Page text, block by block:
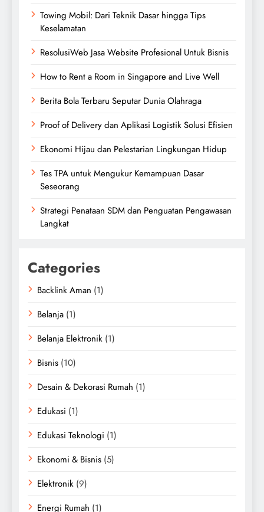
Towing Mobil: Dari Teknik Dasar hingga Tips
Keselamatan
ResolusiWeb Jasa Website Profesional Untuk Bisnis
How to Rent a Room in Singapore and Live Well
Berita Bola Terbaru Seputar Dunia Olahraga
Proof of Delivery dan Aplikasi Logistik Solusi Efisien
Ekonomi Hijau dan Pelestarian Lingkungan Hidup
Tes TPA untuk Mengukur Kemampuan Dasar
Seseorang
Strategi Penataan SDM dan Penguatan Pengawasan
Langkat
Categories
Backlink Aman (1)
Belanja (1)
Belanja Elektronik (1)
Bisnis (10)
Desain & Dekorasi Rumah (1)
Edukasi (1)
Edukasi Teknologi (1)
Ekonomi & Bisnis (5)
Elektronik (9)
Energi Rumah (1)